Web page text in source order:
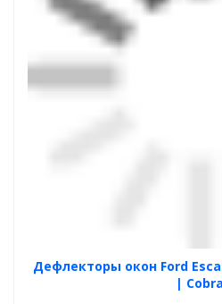
Дефлекторы окон Ford
| Cobra